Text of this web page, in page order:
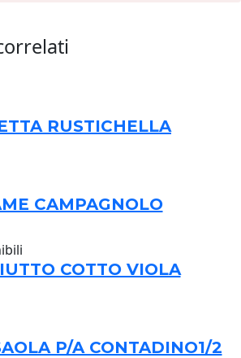
RUSTICHELLA
CAMPAGNOLO
COTTO VIOLA
P/A CONTADINO1/2